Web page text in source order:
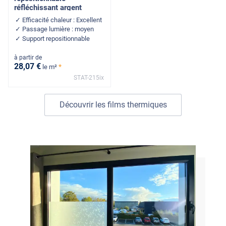
réfléchissant argent
Efficacité chaleur : Excellent
Passage lumière : moyen
Support repositionnable
à partir de
28,07 € le m² *
STAT-215ix
Découvrir les films thermiques